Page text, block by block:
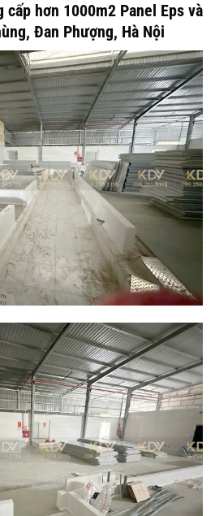
hơn 1000m2 Panel Eps và
Đan Phượng, Hà Nội